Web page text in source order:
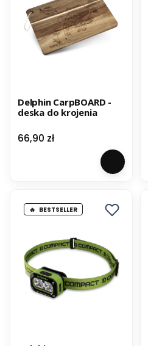
Delphin CarpBOARD -
deska do krojenia
Cena
66,90 zł
BESTSELLER